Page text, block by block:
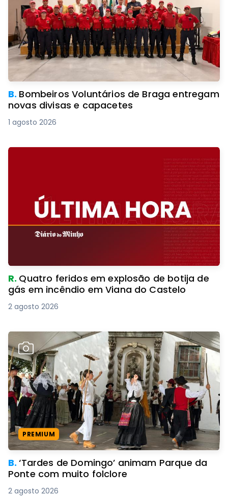
B. Bombeiros Voluntários de Braga entregam
novas divisas e capacetes
1 agosto 2026
R. Quatro feridos em explosão de botija de
gás em incêndio em Viana do Castelo
2 agosto 2026
PREMIUM
B.‘Tardes de Domingo’ animam Parque da
Ponte com muito folclore
2 agosto 2026